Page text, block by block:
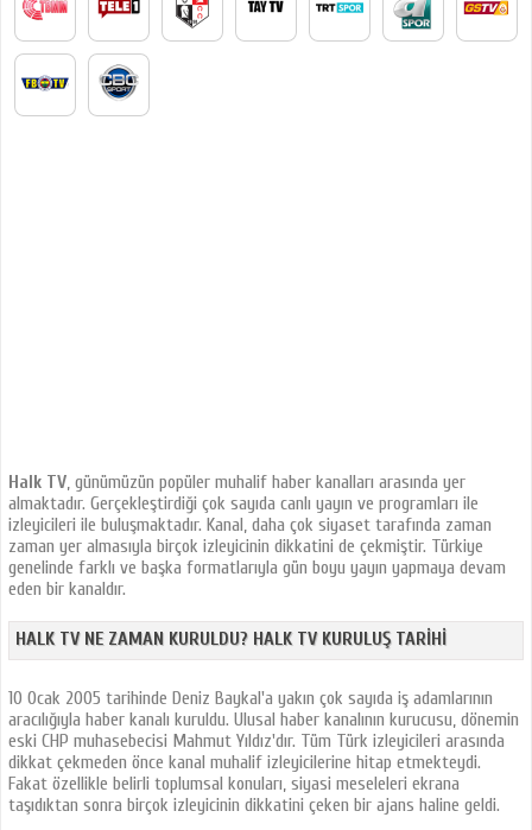
Halk TV, günümüzün popüler muhalif haber kanalları arasında yer
almaktadır. Gerçekleştirdiği çok sayıda canlı yayın ve programları ile
izleyicileri ile buluşmaktadır. Kanal, daha çok siyaset tarafında zaman
zaman yer almasıyla birçok izleyicinin dikkatini de çekmiştir. Türkiye
genelinde farklı ve başka formatlarıyla gün boyu yayın yapmaya devam
eden bir kanaldır.
HALK TV NE ZAMAN KURULDU? HALK TV KURULUŞ TARIHI
10 Ocak 2005 tarihinde Deniz Baykal'a yakın çok sayıda iş adamlarının
aracılığıyla haber kanalı kuruldu. Ulusal haber kanalının kurucusu, dönemin
eski CHP muhasebecisi Mahmut Yıldız'dır. Tüm Türk izleyicileri arasında
dikkat çekmeden önce kanal muhalif izleyicilerine hitap etmekteydi.
Fakat özellikle belirli toplumsal konuları, siyasi meseleleri ekrana
taşıdıktan sonra birçok izleyicinin dikkatini çeken bir ajans haline geldi.